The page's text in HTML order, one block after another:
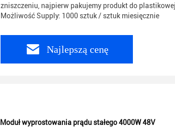
zniszczeniu, najpierw pakujemy produkt do plastikowej
Możliwość Supply: 1000 sztuk / sztuk miesięcznie
Najlepszą cenę
Moduł wyprostowania prądu stałego 4000W 48V